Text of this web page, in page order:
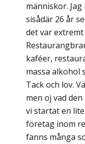
människor.
sisådär 26 år
det var
kaféer,
massa alkohol
Tack och lov.
men oj vad
vi startat en
företag inom
fanns många